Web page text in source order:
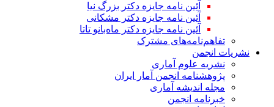
آئین نامه جایزه دکتر بزرگ نیا
آئین نامه جایزه دکتر مشکانی
آئین نامه جایزه دکتر ماه‌بانو تاتا
تفاهم‌نامه‌های مشترک
نشریات انجمن
نشریه علوم آماری
پژوهشنامه انجمن آمار ایران
مجله اندیشه آماری
خبرنامه انجمن